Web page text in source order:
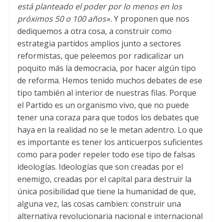
está planteado el poder por lo menos en los
próximos 50 o 100 años».Y proponen que nos
dediquemos a otra cosa, a construir como
estrategia partidos amplios junto a sectores
reformistas, que peleemos por radicalizar un
poquito más la democracia, por hacer algún tipo
de reforma. Hemos tenido muchos debates de ese
tipo también al interior de nuestras filas. Porque
el Partido es un organismo vivo, que no puede
tener una coraza para que todos los debates que
haya en la realidad no se le metan adentro. Lo que
es importante es tener los anticuerpos suficientes
como para poder repeler todo ese tipo de falsas
ideologías. Ideologías que son creadas por el
enemigo, creadas por el capital para destruir la
única posibilidad que tiene la humanidad de que,
alguna vez, las cosas cambien: construir una
alternativa revolucionaria nacional e internacional